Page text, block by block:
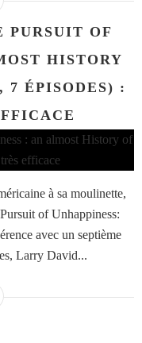
PURSUIT OF
HISTORY
7 ÉPISODES) :
à sa moulinette,
of Unhappiness:
avec un septième
Larry David...